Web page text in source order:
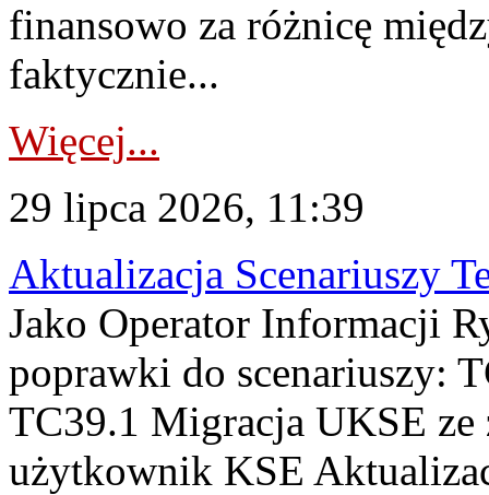
finansowo za różnicę
faktycznie...
Więcej...
29 lipca 2026, 11:39
Aktualizacja Scenariuszy
Jako Operator Informacji
poprawki do scenariuszy:
TC39.1 Migracja UKSE
użytkownik KSE